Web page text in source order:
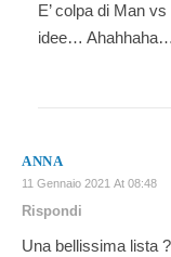
E’ colpa di Man
idee… Ahahhaha…
ANNA
11 Gennaio 2021 At 08:48
Rispondi
Una bellissima lista